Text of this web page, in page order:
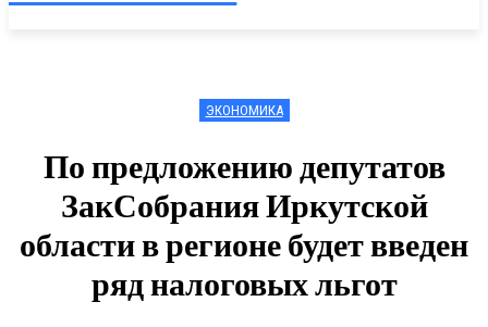
ЭКОНОМИКА
По предложению депутатов
ЗакСобрания Иркутской
области в регионе будет введен
ряд налоговых льгот